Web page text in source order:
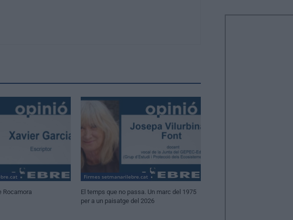
Rocamora
Firmes setmanarilebre.cat
El temps que no passa. Un marc del 1975
per a un paisatge del 2026